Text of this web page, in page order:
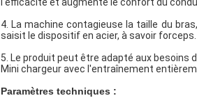
4. La machine contagieuse la taille du
saisit le dispositif en acier, à savoir forceps.
5. Le produit peut être adapté aux besoins
Mini chargeur avec l'entraînement
Paramètres techniques :